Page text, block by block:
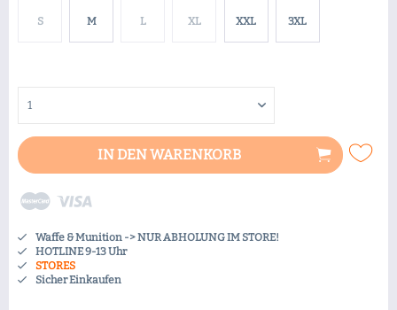
S M L XL XXL 3XL
IN DENWARENKORB
Waffe & Munition -> NUR ABHOLUNG IM STORE!
HOTLINE 9-13 Uhr
STORES
Sicher Einkaufen